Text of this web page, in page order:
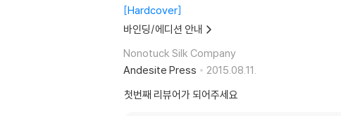
Hardcover
바인딩/에디션 안내
Nonotuck Silk Company
Andesite Press
2015.08.11.
첫번째 리뷰어가 되어주세요